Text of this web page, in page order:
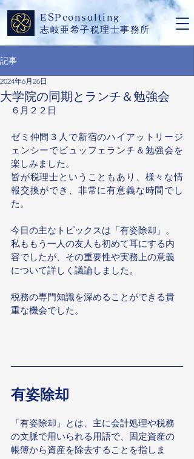
​ESPconsulting
志岐亜希子税理士事務所
記事
大学院の同期とランチ＆勉強会
2024年6月26日
６月２２日
ゼミ仲間３人で新宿のハイアットリージ
ェンシーでビュッフェランチ＆勉強会を
楽しみました。
皆が税理士ということもあり、様々な情
報交換ができ、非常に有意義な時間でし
た。
今日の主なトピックスは「有姿除却」。
私ももう一人の友人も初めて耳にする内
容でしたが、その重要性や実務上の意義
について詳しく議論しました。
税務の専門知識を深めることができる貴
重な機会でした。
有姿除却
「有姿除却」とは、主に会計処理や税務
の文脈で用いられる用語で、固定資産の
帳簿から資産を除去することを指しま